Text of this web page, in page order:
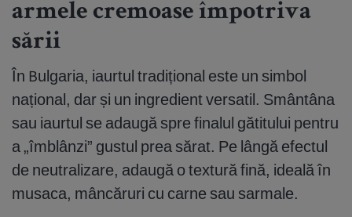
armele cremoase împotriva
sării
În Bulgaria, iaurtul tradițional este un simbol
național, dar și un ingredient versatil. Smântâna
sau iaurtul se adaugă spre finalul gătitului pentru
a „îmblânzi” gustul prea sărat. Pe lângă efectul
de neutralizare, adaugă o textură fină, ideală în
musaca, mâncăruri cu carne sau sarmale.